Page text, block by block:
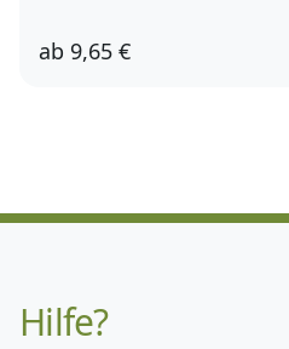
ab 9,65 €
Hilfe?